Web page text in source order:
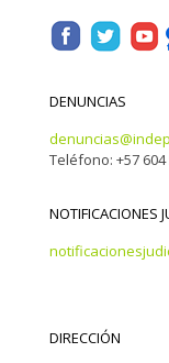
DENUNCIAS
Teléfono: +57 604
NOTIFICACIONES
DIRECCIÓN